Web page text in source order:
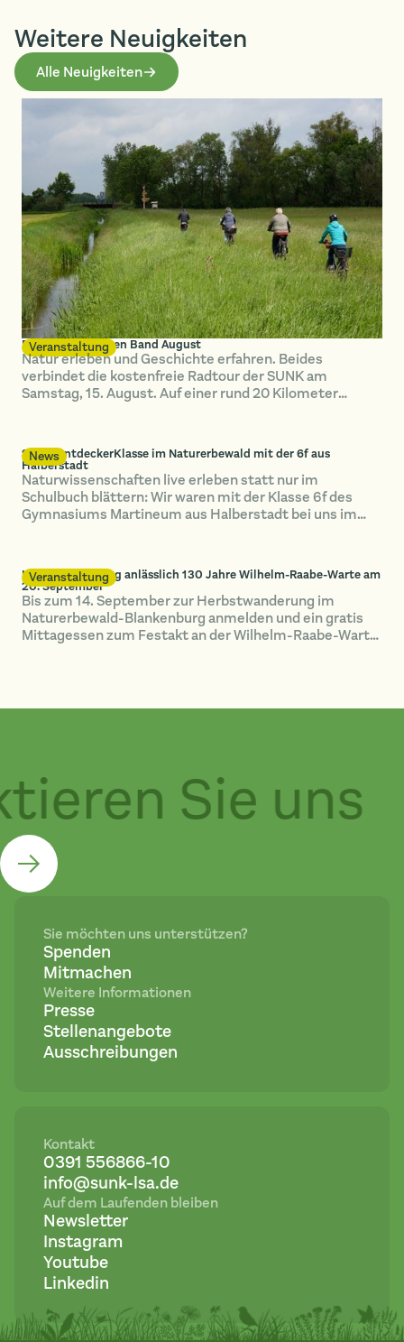
Weitere Neuigkeiten
Alle Neuigkeiten
Veranstaltung
Radtour im Grünen Band August
Natur erleben und Geschichte erfahren. Beides
verbindet die kostenfreie Radtour der SUNK am
Samstag, 15. August. Auf einer rund 20 Kilometer
News
SUNK-EntdeckerKlasse im Naturerbewald mit der 6f aus
Halberstadt
Naturwissenschaften live erleben statt nur im
Schulbuch blättern: Wir waren mit der Klasse 6f des
Gymnasiums Martineum aus Halberstadt bei uns im
Veranstaltung
Herbstwanderung anlässlich 130 Jahre Wilhelm-Raabe-Warte am
20. September
Bis zum 14. September zur Herbstwanderung im
Naturerbewald-Blankenburg anmelden und ein gratis
Mittagessen zum Festakt an der Wilhelm-Raabe-Warte
Sie uns
Sie möchten uns unterstützen?
Spenden
Mitmachen
Weitere Informationen
Presse
Stellenangebote
Ausschreibungen
Kontakt
0391 556866-10
info@sunk-lsa.de
Auf dem Laufenden bleiben
Newsletter
Instagram
Youtube
Linkedin